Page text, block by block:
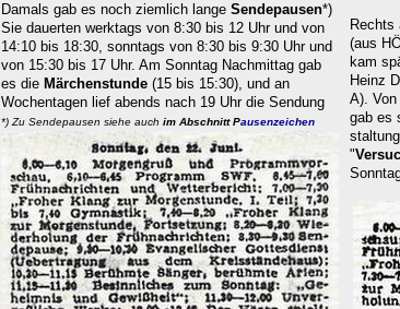
Damals gab es noch ziemlich lange Sendepausen*)
Sie dauerten werktags von 8:30 bis 12 Uhr und von
14:10 bis 18:30, sonntags von 8:30 bis 9:30 Uhr und
von 15:30 bis 17 Uhr. Am Sonntag Nachmittag gab
es die Märchenstunde (15 bis 15:30), und an
Wochentagen lief abends nach 19 Uhr die Sendung
*) Zu Sendepausen siehe auch im AbschnittPausenzeichen
Rechts
(aus
kam
Heinz
A). Von
gab es
"